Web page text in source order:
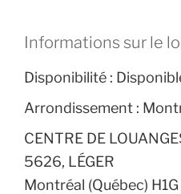
Informations sur le
Disponibilité :
Arrondissement :
CENTRE DE
5626, LÉGER
Montréal (Québec)